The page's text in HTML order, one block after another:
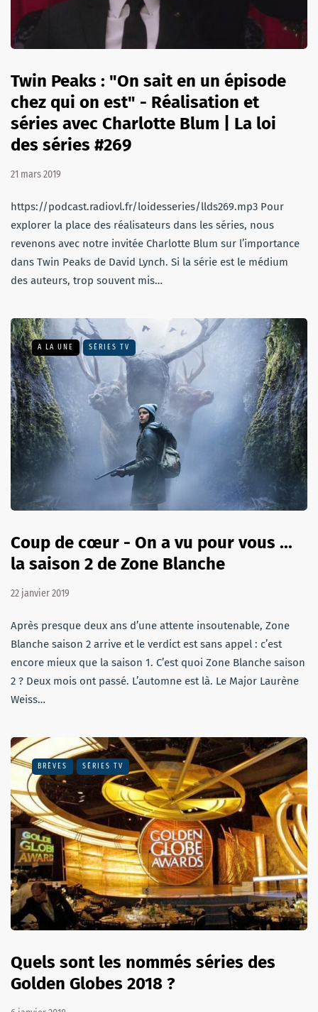
Twin Peaks : "On sait en un épisode
chez qui on est" - Réalisation et
séries avec Charlotte Blum | La loi
des séries #269
21 mars 2019
https://podcast.radiovl.fr/loidesseries/llds269.mp3 Pour
explorer la place des réalisateurs dans les séries, nous
revenons avec notre invitée Charlotte Blum sur l’importance
dans Twin Peaks de David Lynch. Si la série est le médium
des auteurs, trop souvent mis…
A LA UNE SÉRIES TV
Coup de cœur - On a vu pour vous ...
la saison 2 de Zone Blanche
22 janvier 2019
Après presque deux ans d’une attente insoutenable, Zone
Blanche saison 2 arrive et le verdict est sans appel : c’est
encore mieux que la saison 1. C’est quoi Zone Blanche saison
2 ? Deux mois ont passé. L’automne est là. Le Major Laurène
Weiss…
BRÈVES SÉRIES TV
Quels sont les nommés séries des
Golden Globes 2018 ?